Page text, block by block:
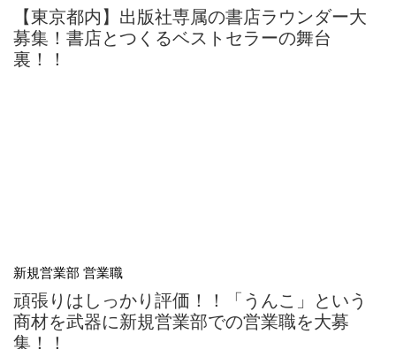
【東京都内】出版社専属の書店ラウンダー大
募集！書店とつくるベストセラーの舞台
裏！！
新規営業部 営業職
頑張りはしっかり評価！！「うんこ」という
商材を武器に新規営業部での営業職を大募
集！！